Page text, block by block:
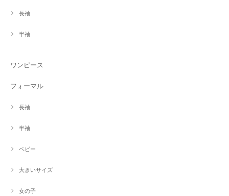
長袖
半袖
ワンピース
フォーマル
長袖
半袖
ベビー
大きいサイズ
女の子